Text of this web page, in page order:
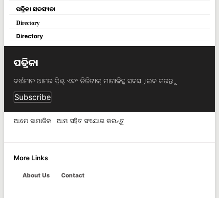
ପତ୍ରିକା ସଦସ୍ୟତା
Directory
Directory
ପତ୍ରିକା
ବର୍ତ୍ତମାନ ଆମର ପ୍ରିଣ୍ଟ୍ ଏବଂ ଡିଜିଟାଲ୍ ମାଗାଜିନ୍କୁ ସବସ୍କ୍ରାଇବ କରନ୍ତୁ
Subscribe
ଆମେ ସାମାଜିକ | ଆମ ସହିତ ସଂଯୋଗ କରନ୍ତୁ:
More Links
About Us Contact